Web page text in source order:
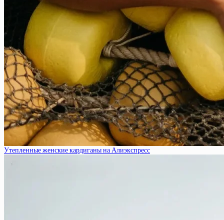
Утепленные женские кардиганы на Алиэкспресс